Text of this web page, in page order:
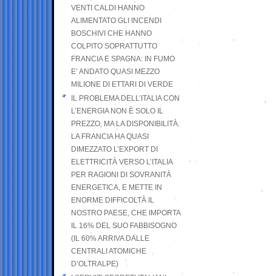
VENTI CALDI HANNO
ALIMENTATO GLI INCENDI
BOSCHIVI CHE HANNO
COLPITO SOPRATTUTTO
FRANCIA E SPAGNA: IN FUMO
E’ ANDATO QUASI MEZZO
MILIONE DI ETTARI DI VERDE
IL PROBLEMA DELL’ITALIA CON
L’ENERGIA NON È SOLO IL
PREZZO, MA LA DISPONIBILITÀ.
LA FRANCIA HA QUASI
DIMEZZATO L’EXPORT DI
ELETTRICITÀ VERSO L’ITALIA
PER RAGIONI DI SOVRANITÀ
ENERGETICA, E METTE IN
ENORME DIFFICOLTÀ IL
NOSTRO PAESE, CHE IMPORTA
IL 16% DEL SUO FABBISOGNO
(IL 60% ARRIVA DALLE
CENTRALI ATOMICHE
D’OLTRALPE)